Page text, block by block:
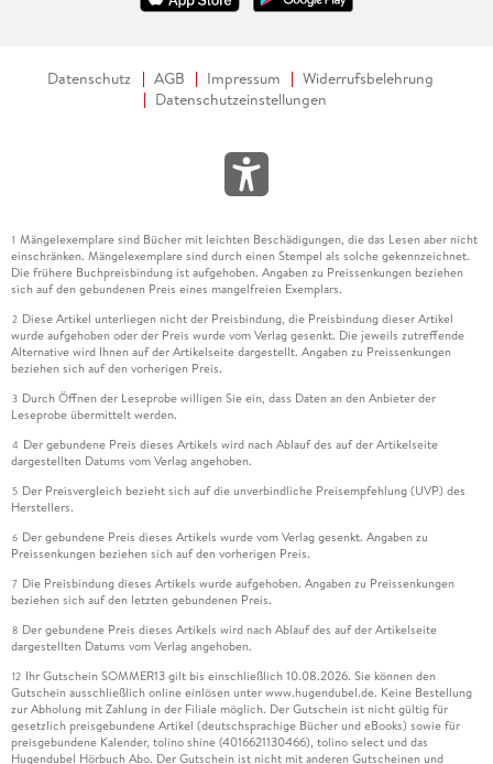
Datenschutz AGB Impressum
Widerrufsbelehrung
Datenschutzeinstellungen
1 Mängelexemplare sind Bücher mit leichten Beschädigungen, die das Lesen aber nicht
einschränken. Mängelexemplare sind durch einen Stempel als solche gekennzeichnet.
Die frühere Buchpreisbindung ist aufgehoben. Angaben zu Preissenkungen beziehen
sich auf den gebundenen Preis eines mangelfreien Exemplars.
2 Diese Artikel unterliegen nicht der Preisbindung, die Preisbindung dieser Artikel
wurde aufgehoben oder der Preis wurde vom Verlag gesenkt. Die jeweils zutreffende
Alternative wird Ihnen auf der Artikelseite dargestellt. Angaben zu Preissenkungen
beziehen sich auf den vorherigen Preis.
3 Durch Öffnen der Leseprobe willigen Sie ein, dass Daten an den Anbieter der
Leseprobe übermittelt werden.
4 Der gebundene Preis dieses Artikels wird nach Ablauf des auf der Artikelseite
dargestellten Datums vom Verlag angehoben.
5 Der Preisvergleich bezieht sich auf die unverbindliche Preisempfehlung (UVP) des
Herstellers.
6 Der gebundene Preis dieses Artikels wurde vom Verlag gesenkt. Angaben zu
Preissenkungen beziehen sich auf den vorherigen Preis.
7 Die Preisbindung dieses Artikels wurde aufgehoben. Angaben zu Preissenkungen
beziehen sich auf den letzten gebundenen Preis.
8 Der gebundene Preis dieses Artikels wird nach Ablauf des auf der Artikelseite
dargestellten Datums vom Verlag angehoben.
12 Ihr Gutschein SOMMER13 gilt bis einschließlich 10.08.2026. Sie können den
Gutschein ausschließlich online einlösen unter www.hugendubel.de. Keine Bestellung
zur Abholung mit Zahlung in der Filiale möglich. Der Gutschein ist nicht gültig für
gesetzlich preisgebundene Artikel (deutschsprachige Bücher und eBooks) sowie für
preisgebundene Kalender, tolino shine (4016621130466), tolino select und das
Hugendubel Hörbuch Abo. Der Gutschein ist nicht mit anderen Gutscheinen und